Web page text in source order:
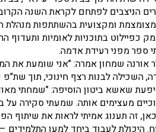
הניצבים לפתחם לקראת השנה
ומקצועית בהשתתפות מנהלת
כפיילוט בתוכניות לאומיות
ספר מפני רעידת אדמה.
אורנה שמחון אמרה: "אני שומעת את
השכילה לבנות רצף חינוכי, תוך
יפעת שאשא ביטון הוסיפה: "שמחתי
מעצימים אותה. שמעתי סקירה על
זה תענוג אמיתי לראות את שיתוף
היכולת לעבוד ביחד למען התלמידים